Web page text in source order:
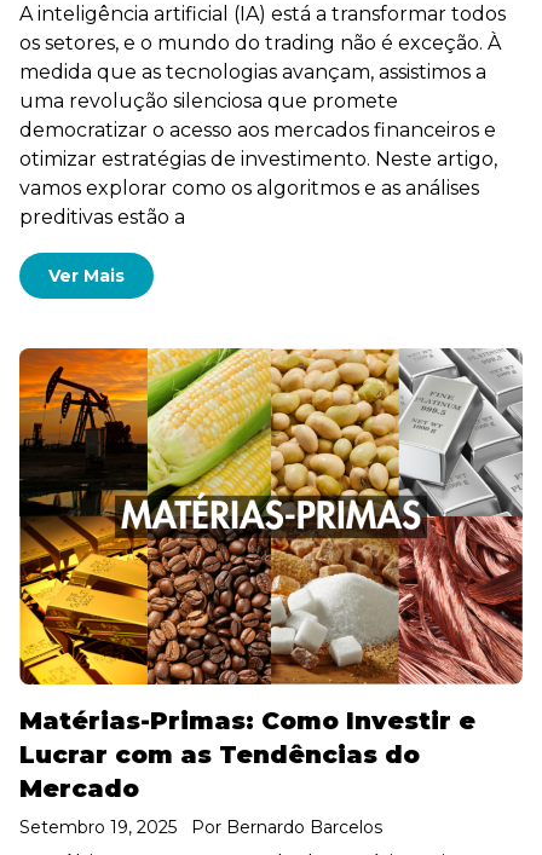
A inteligência artificial (IA) está a transformar todos
os setores, e o mundo do trading não é exceção. À
medida que as tecnologias avançam, assistimos a
uma revolução silenciosa que promete
democratizar o acesso aos mercados financeiros e
otimizar estratégias de investimento. Neste artigo,
vamos explorar como os algoritmos e as análises
preditivas estão a
Ver Mais
Matérias-Primas: Como Investir e
Lucrar com as Tendências do
Mercado
Setembro 19, 2025 Por Bernardo Barcelos